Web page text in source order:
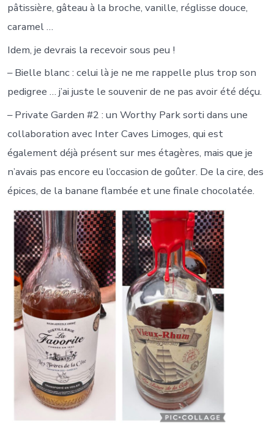
pâtissière, gâteau à la broche, vanille, réglisse douce,
caramel …
Idem, je devrais la recevoir sous peu !
– Bielle blanc : celui là je ne me rappelle plus trop son
pedigree … j’ai juste le souvenir de ne pas avoir été déçu.
– Private Garden #2 : un Worthy Park sorti dans une
collaboration avec Inter Caves Limoges, qui est
également déjà présent sur mes étagères, mais que je
n’avais pas encore eu l’occasion de goûter. De la cire, des
épices, de la banane flambée et une finale chocolatée.